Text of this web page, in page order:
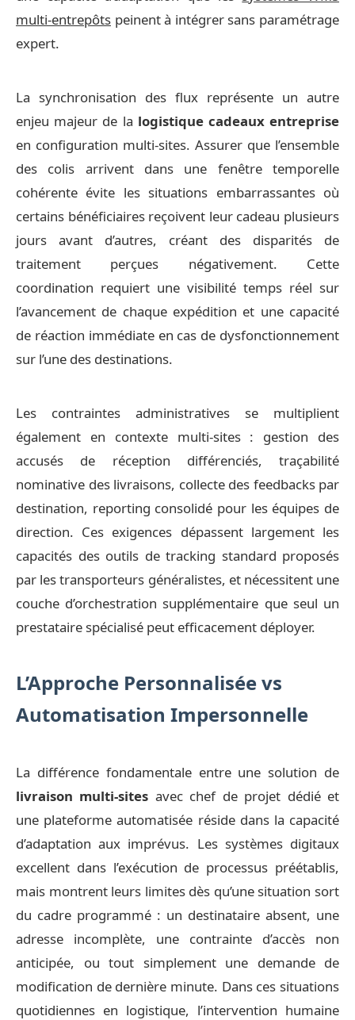
multi-entrepôts peinent à intégrer sans paramétrage
expert.
La synchronisation des flux représente un autre
enjeu majeur de la logistique cadeaux entreprise
en configuration multi-sites. Assurer que l’ensemble
des colis arrivent dans une fenêtre temporelle
cohérente évite les situations embarrassantes où
certains bénéficiaires reçoivent leur cadeau plusieurs
jours avant d’autres, créant des disparités de
traitement perçues négativement. Cette
coordination requiert une visibilité temps réel sur
l’avancement de chaque expédition et une capacité
de réaction immédiate en cas de dysfonctionnement
sur l’une des destinations.
Les contraintes administratives se multiplient
également en contexte multi-sites : gestion des
accusés de réception différenciés, traçabilité
nominative des livraisons, collecte des feedbacks par
destination, reporting consolidé pour les équipes de
direction. Ces exigences dépassent largement les
capacités des outils de tracking standard proposés
par les transporteurs généralistes, et nécessitent une
couche d’orchestration supplémentaire que seul un
prestataire spécialisé peut efficacement déployer.
L’Approche Personnalisée vs
Automatisation Impersonnelle
La différence fondamentale entre une solution de
livraison multi-sites avec chef de projet dédié et
une plateforme automatisée réside dans la capacité
d’adaptation aux imprévus. Les systèmes digitaux
excellent dans l’exécution de processus préétablis,
mais montrent leurs limites dès qu’une situation sort
du cadre programmé : un destinataire absent, une
adresse incomplète, une contrainte d’accès non
anticipée, ou tout simplement une demande de
modification de dernière minute. Dans ces situations
quotidiennes en logistique, l’intervention humaine